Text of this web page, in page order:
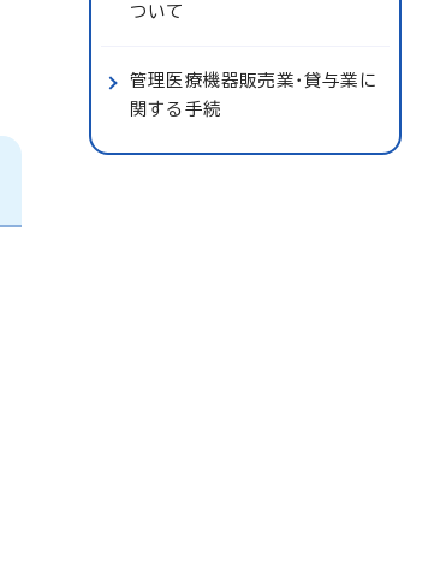
ついて
管理医療機器販売業・貸与業に
関する手続